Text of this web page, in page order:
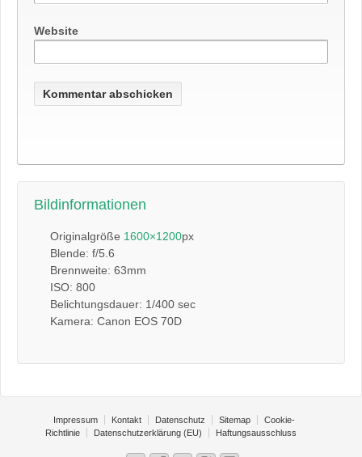
Website
Bildinformationen
Originalgröße 1600×1200px
Blende: f/5.6
Brennweite: 63mm
ISO: 800
Belichtungsdauer: 1/400 sec
Kamera: Canon EOS 70D
Impressum Kontakt Datenschutz Sitemap
Cookie-
Richtlinie
Datenschutzerklärung (EU) Haftungsausschluss